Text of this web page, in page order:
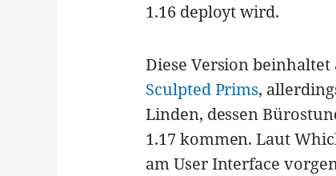
1.16 deployt wird.
Diese Version
Sculpted Prims,
Linden, dessen
1.17 kommen. Laut
am User Interface